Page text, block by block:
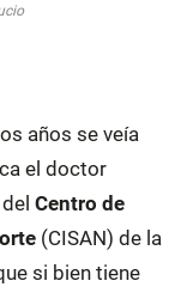
años se veía
el doctor
Centro de
(CISAN) de la
si bien tiene